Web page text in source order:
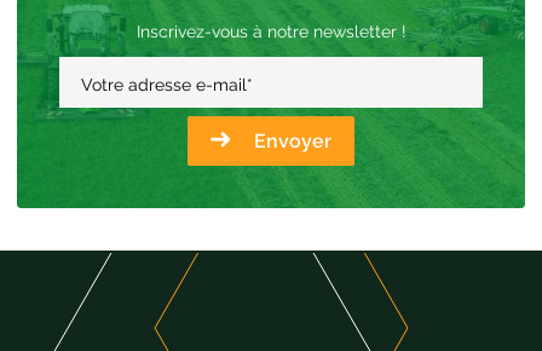
Inscrivez-vous à notre newsletter !
Votre adresse e-mail*
Envoyer